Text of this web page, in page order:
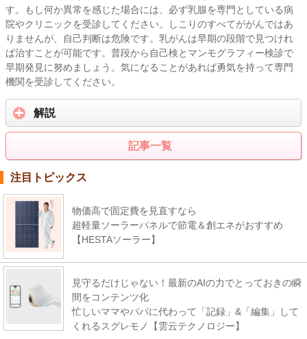
す。もし何か異常を感じた場合には、必ず乳腺を専門としている病
院やクリニックを受診してください。しこりのすべてががんではあ
りませんが、自己判断は危険です。乳がんは早期の段階で見つけれ
ば治すことが可能です。普段から自己検とマンモグラフィー検診で
早期発見に努めましょう。気になることがあれば勇気を持って専門
機関を受診してください。
解説
記事一覧
注目トピックス
物価高で固定費を見直すなら
超軽量ソーラーパネルで節電＆創エネがおすすめ
【HESTAソーラー】
見守るだけじゃない！最新のAIの力でとっておきの瞬
間をコンテンツ化
忙しいママやパパに代わって「記録」&「編集」して
くれるスグレモノ【雲云テクノロジー】